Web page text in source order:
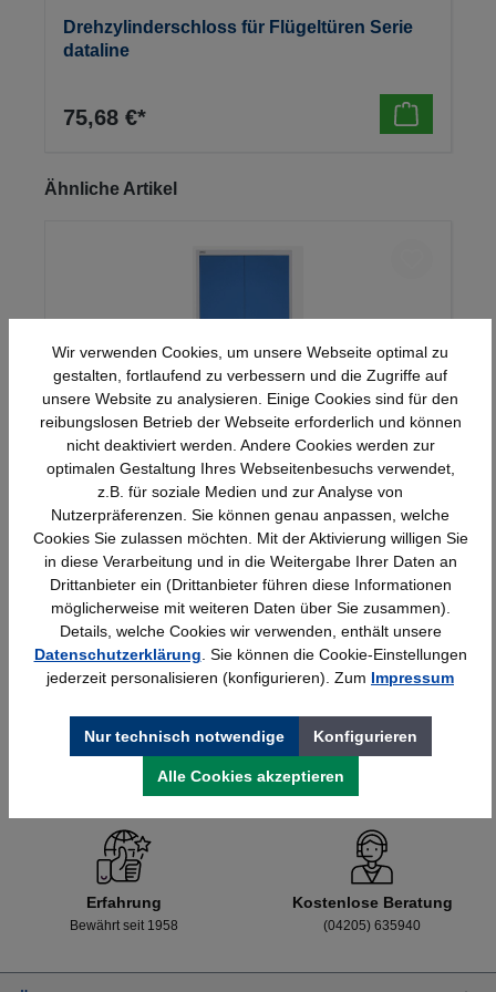
Drehzylinderschloss für Flügeltüren Serie
dataline
75,68 €*
Produktgalerie überspringen
Ähnliche Artikel
Stahl-Flügeltürenschrank Serie 950
428,40 €* Details
Schnelle Lieferung
Bundesweit
Topmarken
Faire Preise
Erfahrung
Bewährt seit 1958
Kostenlose Beratung
(04205) 635940
Wir verwenden Cookies, um unsere Webseite optimal zu
gestalten, fortlaufend zu verbessern und die Zugriffe auf
unsere Website zu analysieren. Einige Cookies sind für den
reibungslosen Betrieb der Webseite erforderlich und können
nicht deaktiviert werden. Andere Cookies werden zur
optimalen Gestaltung Ihres Webseitenbesuchs verwendet,
z.B. für soziale Medien und zur Analyse von
Nutzerpräferenzen. Sie können genau anpassen, welche
Cookies Sie zulassen möchten. Mit der Aktivierung willigen Sie
in diese Verarbeitung und in die Weitergabe Ihrer Daten an
Drittanbieter ein (Drittanbieter führen diese Informationen
möglicherweise mit weiteren Daten über Sie zusammen).
Details, welche Cookies wir verwenden, enthält unsere
Datenschutzerklärung . Sie können die Cookie-Einstellungen
jederzeit personalisieren (konfigurieren). Zum Impressum
Nur technisch notwendige Konfigurieren
Alle Cookies akzeptieren